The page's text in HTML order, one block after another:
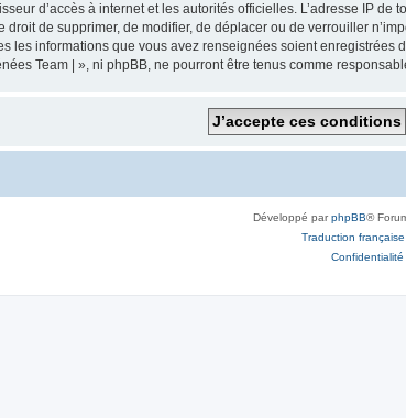
d’accès à internet et les autorités officielles. L’adresse IP
droit de supprimer, de modifier, de déplacer ou de verrouiller
les informations que vous avez renseignées soient
Team | », ni phpBB, ne pourront être tenus comme
Développé parphpBB®
Traduction
Confidentialité